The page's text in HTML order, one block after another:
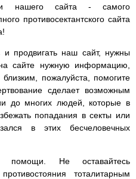
нашего сайта - самого
противосектантского сайта
и продвигать наш сайт, нужны
сайте нужную информацию,
пожалуйста, помогите
сделает возможным
до многих людей, которые в
попадания в секты или
в этих бесчеловечных
Не оставайтесь
тоталитарным